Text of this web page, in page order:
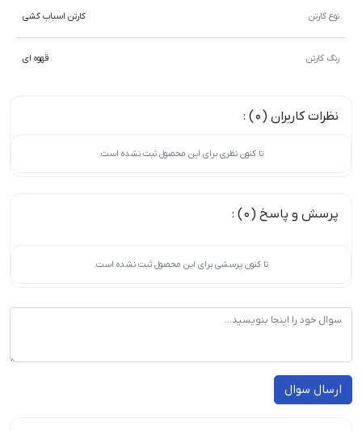
نوع کارتن کارتن اسباب کشی
رنگ کارتن قهوه ای
نظرات کاربران (0) :
تا کنون نظری برای این محصول ثبت نشده است.
پرسش و پاسخ (0) :
تا کنون پرسشی برای این محصول ثبت نشده است.
ارسال سوال